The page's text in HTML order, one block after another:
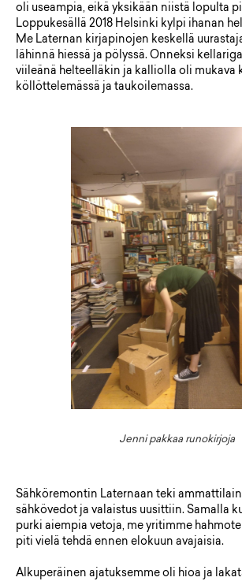
oli useampia, eikä yksikään niistä lopulta
Loppukesällä 2018 Helsinki kylpi ihanan
Me Laternan kirjapinojen keskellä
lähinnä hiessä ja pölyssä. Onneksi
viileänä helteelläkin ja kalliolla oli mukava
köllöttelemässä ja taukoilemassa.
Jenni pakkaa runokirjoja
Sähköremontin Laternaan teki
sähkövedot ja valaistus uusittiin. Samalla
purki aiempia vetoja, me yritimme
piti vielä tehdä ennen elokuun avajaisia.
Alkuperäinen ajatuksemme oli hioa ja